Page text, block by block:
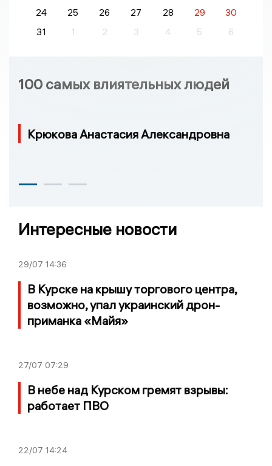
24
25 26 27 28 29
30
31
1 2 3 4 5 6
100 самых влиятельных людей
Крюкова Анастасия Александровна
Интересные новости
29/07 14:36
В Курске на крышу торгового центра,
возможно, упал украинский дрон-
приманка «Майя»
27/07 07:29
В небе над Курском гремят взрывы:
работает ПВО
22/07 14:24